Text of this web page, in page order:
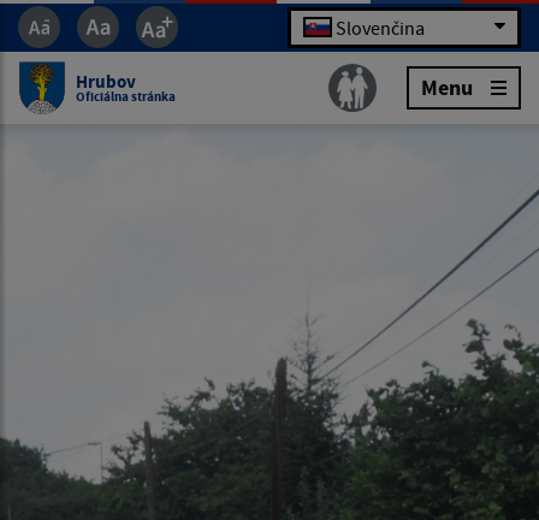
Slovenčina
Hrubov
Oficiálna stránka Menu